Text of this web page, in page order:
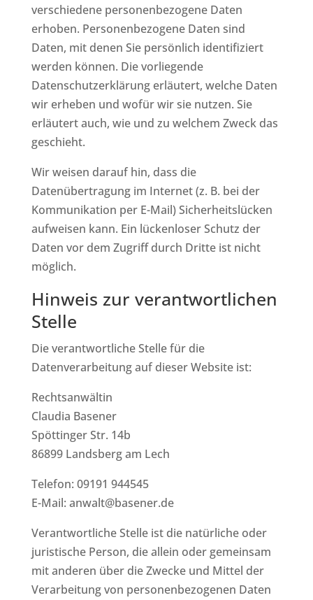
verschiedene personenbezogene Daten
erhoben. Personenbezogene Daten sind
Daten, mit denen Sie persönlich identifiziert
werden können. Die vorliegende
Datenschutzerklärung erläutert, welche Daten
wir erheben und wofür wir sie nutzen. Sie
erläutert auch, wie und zu welchem Zweck das
geschieht.
Wir weisen darauf hin, dass die
Datenübertragung im Internet (z. B. bei der
Kommunikation per E-Mail) Sicherheitslücken
aufweisen kann. Ein lückenloser Schutz der
Daten vor dem Zugriff durch Dritte ist nicht
möglich.
Hinweis zur verantwortlichen
Stelle
Die verantwortliche Stelle für die
Datenverarbeitung auf dieser Website ist:
Rechtsanwältin
Claudia Basener
Spöttinger Str. 14b
86899 Landsberg am Lech
Telefon: 09191 944545
E-Mail: anwalt@basener.de
Verantwortliche Stelle ist die natürliche oder
juristische Person, die allein oder gemeinsam
mit anderen über die Zwecke und Mittel der
Verarbeitung von personenbezogenen Daten